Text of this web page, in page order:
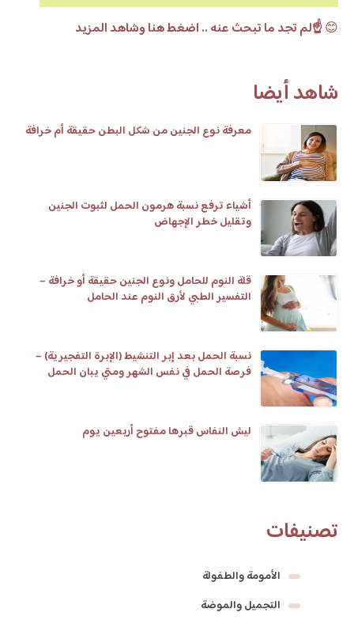
😊☝️لم تجد ما تبحث عنه .. اضغط هنا وشاهد المزيد
شاهد أيضا
معرفة نوع الجنين من شكل البطن حقيقة أم خرافة
أشياء ترفع نسبة هرمون الحمل لثبوت الجنين
وتقليل خطر الإجهاض
قلة النوم للحامل ونوع الجنين حقيقة أو خرافة –
التفسير الطبي لأرق النوم عند الحامل
نسبة الحمل بعد إبر التنشيط (الإبرة التفجيرية) –
فرصة الحمل في نفس الشهر ومتي يبان الحمل
ليش النفاس قبرها مفتوح أربعين يوم
تصنيفات
الأمومة والطفولة
التجميل والموضة